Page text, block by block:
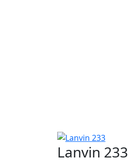
Lanvin 233